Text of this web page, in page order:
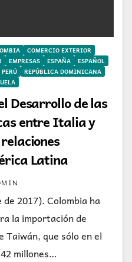
COMERCIO EXTERIOR
EMPRESAS ESPAÑA
ESPAÑOL
PERÚ
REPÚBLICA DOMINICANA
Desarrollo de las
entre Italia y
Latina
2017). Colombia ha
la importación de
Taiwán, que sólo en el
millones…